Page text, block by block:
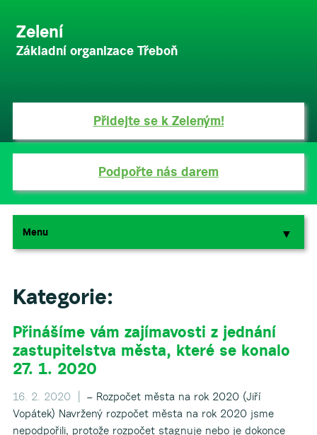
Zelení
Základní organizace Třeboň
Přidejte se k Zeleným!
Podpořte nás darem
Menu ▼
▼
Kategorie:
Přinášíme vám zajímavosti z jednání
zastupitelstva města, které se konalo
27. 1. 2020
16. 2. 2020 |
– Rozpočet města na rok 2020 (Jiří
Vopátek) Navržený rozpočet města na rok 2020 jsme
nepodpořili, protože rozpočet stagnuje nebo je dokonce